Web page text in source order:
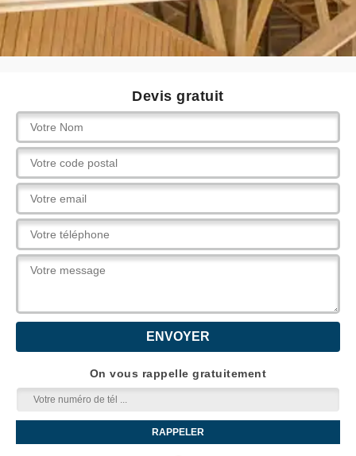
Devis gratuit
On vous rappelle gratuitement